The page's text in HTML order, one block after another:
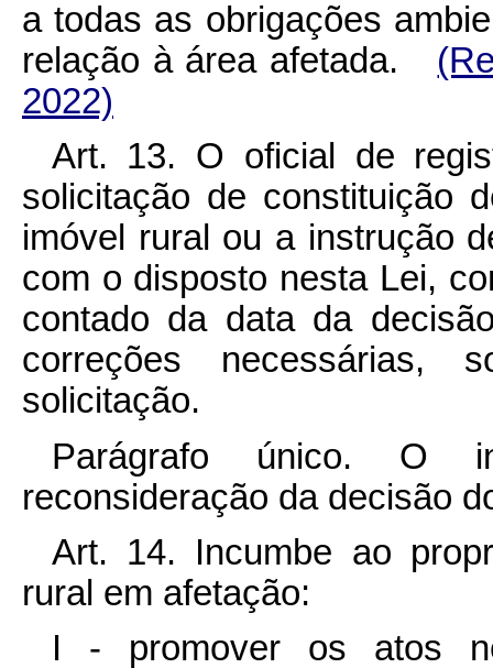
a todas as obrigações
relação à área afetada.
2022)
Art. 13. O oficial de
solicitação de constituição
imóvel rural ou a instrução
com o disposto nesta Lei,
contado da data da
correções necessárias,
solicitação.
Parágrafo único. O
reconsideração da decisão
Art. 14. Incumbe ao
rural em afetação:
I - promover os atos